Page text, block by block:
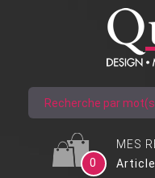
MES
0